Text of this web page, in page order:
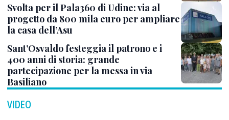
Svolta per il Pala360 di Udine: via al
progetto da 800 mila euro per ampliare
la casa dell’Asu
Sant’Osvaldo festeggia il patrono e i
400 anni di storia: grande
partecipazione per la messa in via
Basiliano
VIDEO